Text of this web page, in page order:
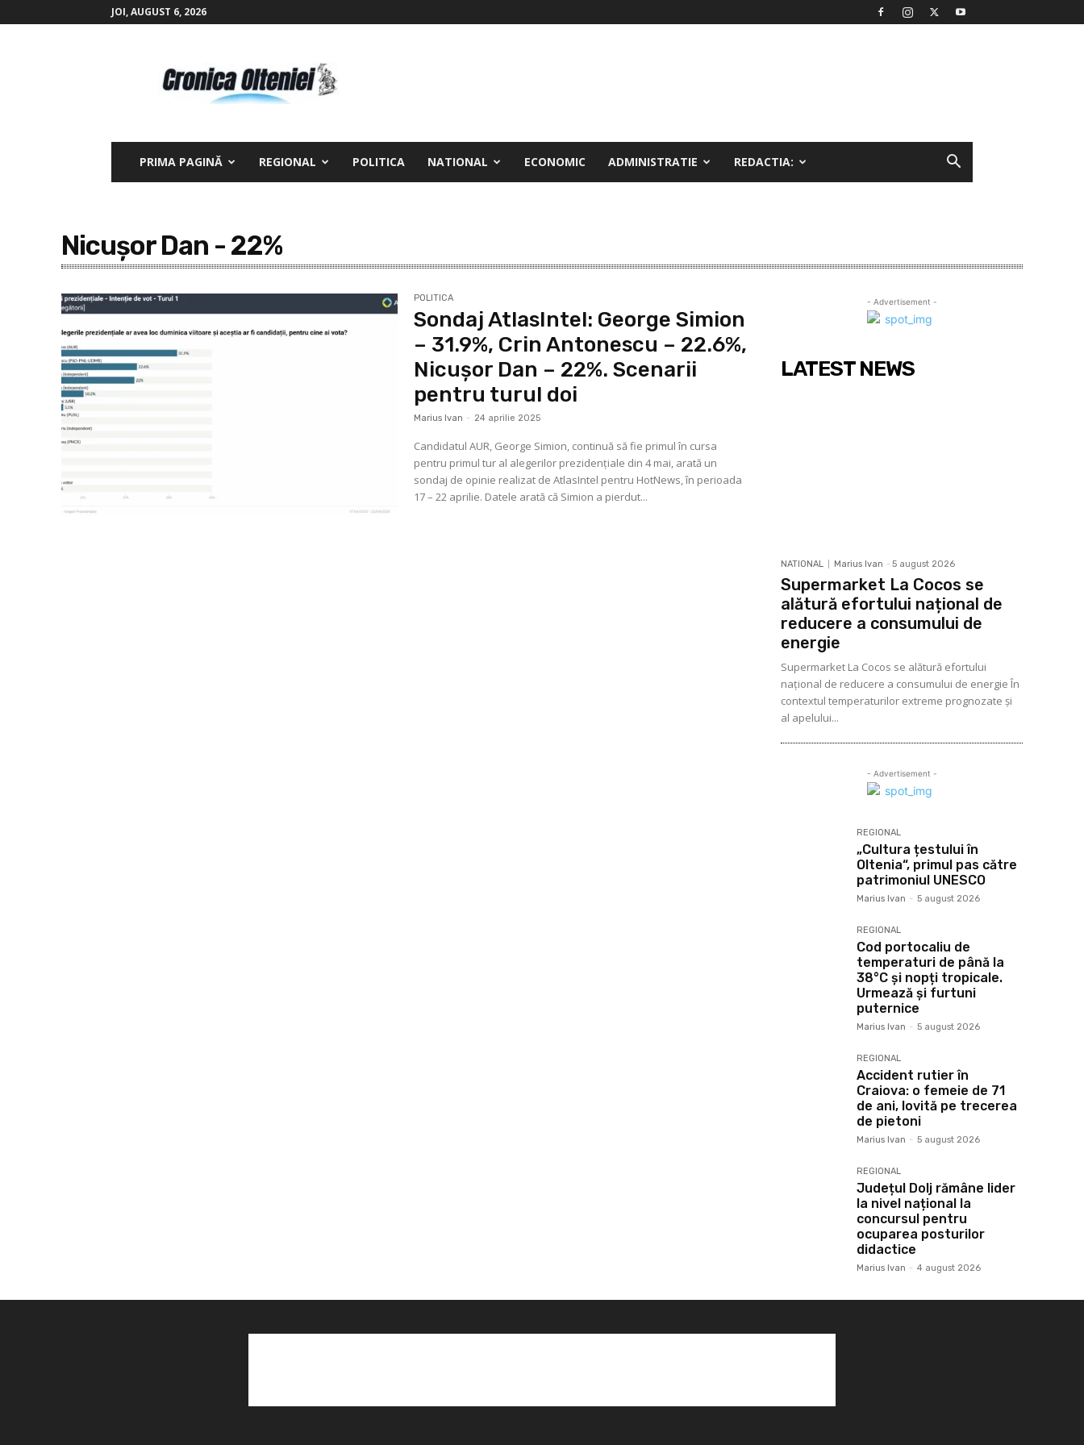
JOI, AUGUST 6, 2026
Olteniei
PRIMA PAGINĂ REGIONAL POLITICA NATIONAL ECONOMIC ADMINISTRATIE REDACTIA:
Nicuşor Dan - 22%
POLITICA
Sondaj AtlasIntel: George Simion
– 31.9%, Crin Antonescu – 22.6%,
Nicuşor Dan – 22%. Scenarii
pentru turul doi
Marius Ivan - 24 aprilie 2025
Candidatul AUR, George Simion, continuă să fie primul în cursa
pentru primul tur al alegerilor prezidenţiale din 4 mai, arată un
sondaj de opinie realizat de AtlasIntel pentru HotNews, în perioada
17 – 22 aprilie. Datele arată că Simion a pierdut...
- Advertisement -
LATEST NEWS
NATIONAL Marius Ivan - 5 august 2026
Supermarket La Cocos se
alătură efortului național de
reducere a consumului de
energie
Supermarket La Cocos se alătură efortului
național de reducere a consumului de energie În
contextul temperaturilor extreme prognozate și
al apelului...
- Advertisement -
REGIONAL
„Cultura țestului în
Oltenia“, primul pas către
patrimoniul UNESCO
Marius Ivan - 5 august 2026
REGIONAL
Cod portocaliu de
temperaturi de până la
38°C și nopți tropicale.
Urmează și furtuni
puternice
Marius Ivan - 5 august 2026
REGIONAL
Accident rutier în
Craiova: o femeie de 71
de ani, lovită pe trecerea
de pietoni
Marius Ivan - 5 august 2026
REGIONAL
Județul Dolj rămâne lider
la nivel național la
concursul pentru
ocuparea posturilor
didactice
Marius Ivan - 4 august 2026